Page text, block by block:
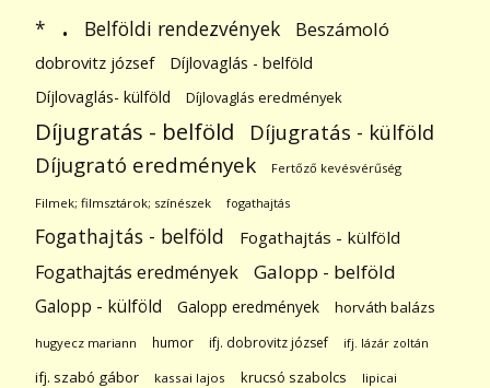
* . Belföldi rendezvények Beszámoló
dobrovitz józsef
Díjlovaglás - belföld
Díjlovaglás- külföld
Díjlovaglás eredmények
Díjugratás - belföld Díjugratás - külföld
Díjugrató eredmények Fertőző kevésvérűség
Filmek; filmsztárok; színészek fogathajtás
Fogathajtás - belföld Fogathajtás - külföld
Fogathajtás eredmények Galopp - belföld
Galopp - külföld Galopp eredmények horváth balázs
hugyecz mariann humor ifj. dobrovitz józsef ifj. lázár zoltán
ifj. szabó gábor kassai lajos krucsó szabolcs lipicai